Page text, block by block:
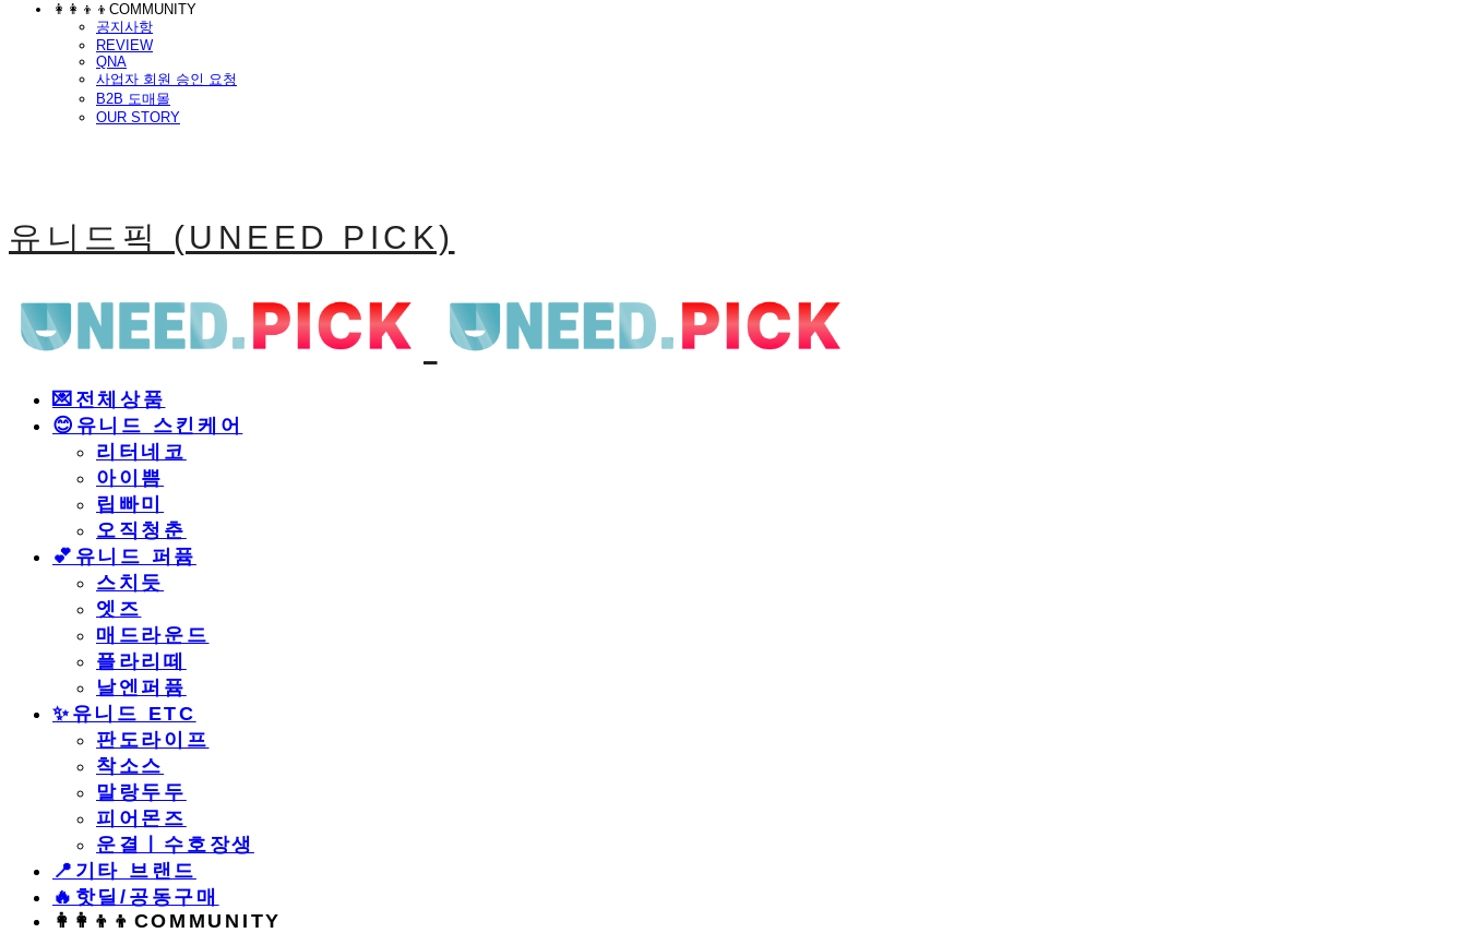
👩‍👩‍👦‍👦COMMUNITY
공지사항
REVIEW
QNA
사업자 회원 승인 요청
B2B 도매몰
OUR STORY
유니드픽 (UNEED PICK)
💌전체상품
😊유니드 스킨케어
리터네코
아이쁨
립빠미
오직청춘
💕유니드 퍼퓸
스치듯
엣즈
매드라운드
플라리떼
날엔퍼퓸
​✨유니드 ETC
판도라이프
착소스
말랑두두
피어몬즈
운결ㅣ수호장생
📍기타 브랜드
🔥핫딜/공동구매
👩‍👩‍👦‍👦COMMUNITY